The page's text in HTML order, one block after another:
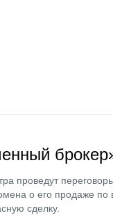
проведут
о его продаже по
сделку.